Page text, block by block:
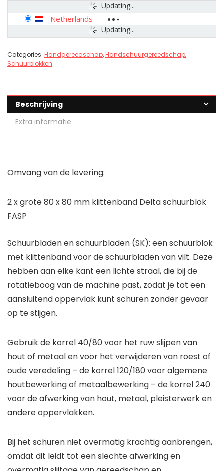
Updating...
Updating...
Netherlands -
Categories: Handgereedschap,Handschuurgereedschap,
Schuurblokken
Beschrijving
Extra informatie
Omvang van de levering:
2 x grote 80 x 80 mm klittenband Delta schuurblok
FASP
Schuurbladen en schuurbladen (SK): een schuurblok
met klittenband voor de schuurbladen van vilt. Deze
hebben aan elke kant een lichte straal, die bij de
rotatieboog van de machine past, zodat je tot een
aansluitend oppervlak kunt schuren zonder gevaar
op te stijgen.
Gebruik de korrel 40/80 voor het ruw slijpen van
hout of metaal en voor het verwijderen van roest of
oude veredeling – de korrel 120/180 voor algemene
houtbewerking of metaalbewerking – de korrel 240
voor de afwerking van hout, metaal, pleisterwerk en
andere oppervlakken.
Bij het schuren niet overmatig krachtig aanbrengen,
omdat dit leidt tot een slechte afwerking en